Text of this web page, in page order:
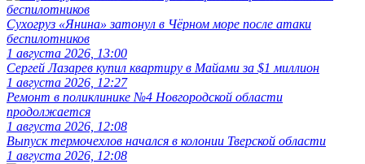
Сухогруз «Янина» затонул в Чёрном море после атаки
беспилотников
1 августа 2026, 13:00
Сергей Лазарев купил квартиру в Майами за $1 миллион
1 августа 2026, 12:27
Ремонт в поликлинике №4 Новгородской области
продолжается
1 августа 2026, 12:08
Выпуск термочехлов начался в колонии Тверской области
1 августа 2026, 12:08